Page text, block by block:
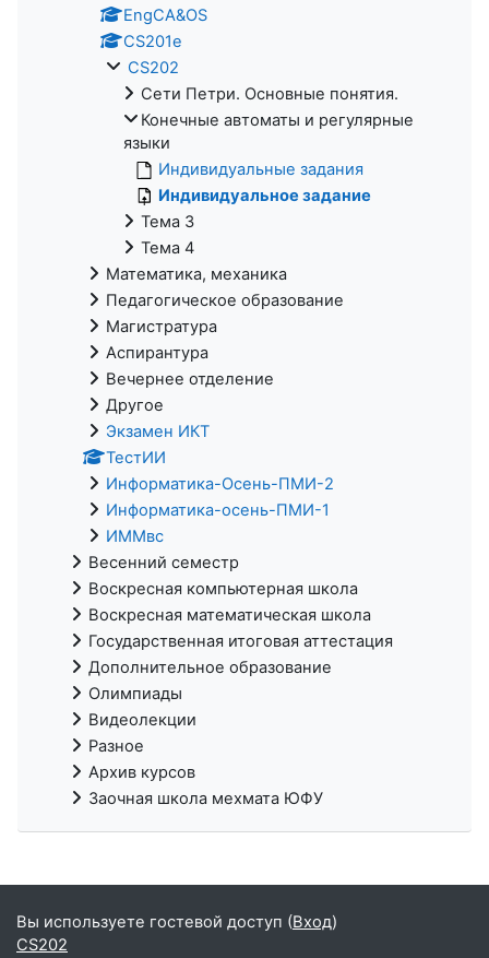
EngCA&OS
CS201e
CS202
Сети Петри. Основные понятия.
Конечные автоматы и регулярные
языки
Индивидуальные задания
Индивидуальное задание
Тема 3
Тема 4
Математика, механика
Педагогическое образование
Магистратура
Аспирантура
Вечернее отделение
Другое
Экзамен ИКТ
ТестИИ
Информатика-Осень-ПМИ-2
Информатика-осень-ПМИ-1
ИММвс
Весенний семестр
Воскресная компьютерная школа
Воскресная математическая школа
Государственная итоговая аттестация
Дополнительное образование
Олимпиады
Видеолекции
Разное
Архив курсов
Заочная школа мехмата ЮФУ
Вы используете гостевой доступ (Вход)
CS202